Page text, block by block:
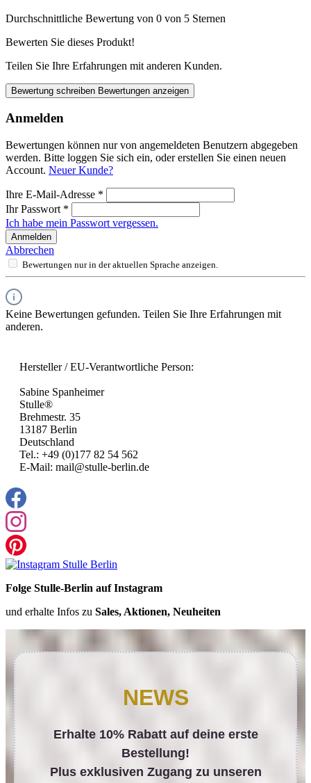
Durchschnittliche Bewertung von 0 von 5 Sternen
Bewerten Sie dieses Produkt!
Teilen Sie Ihre Erfahrungen mit anderen Kunden.
Bewertung schreiben Bewertungen anzeigen
Anmelden
Bewertungen können nur von angemeldeten Benutzern abgegeben
werden. Bitte loggen Sie sich ein, oder erstellen Sie einen neuen
Account. Neuer Kunde?
Ihre E-Mail-Adresse *
Ihr Passwort *
Ich habe mein Passwort vergessen.
Anmelden
Abbrechen
Bewertungen nur in der aktuellen Sprache anzeigen.
Keine Bewertungen gefunden. Teilen Sie Ihre Erfahrungen mit
anderen.
Hersteller / EU-Verantwortliche Person:
Sabine Spanheimer
Stulle®
Brehmestr. 35
13187 Berlin
Deutschland
Tel.: +49 (0)177 82 54 562
E-Mail: mail@stulle-berlin.de
Folge Stulle-Berlin auf Instagram
und erhalte Infos zu Sales, Aktionen, Neuheiten
NEWS
Erhalte 10% Rabatt auf deine erste
Bestellung!
Plus exklusiven Zugang zu unseren